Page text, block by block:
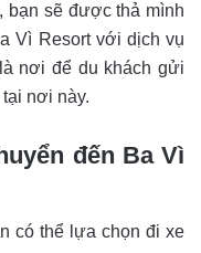
sẽ được thả mình
Vì Resort với dịch vụ
nơi để du khách gửi
nơi này.
đến Ba Vì
có thể lựa chọn đi xe